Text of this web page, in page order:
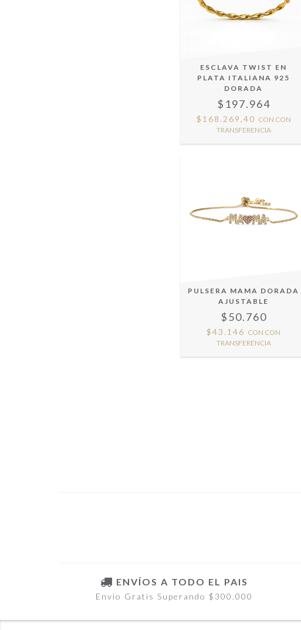
ESCLAVA TWIST EN
PLATA ITALIANA 925
DORADA
$197.964
$168.269,40 CON CON
TRANSFERENCIA
PULSERA MAMA DORADA
AJUSTABLE
$50.760
$43.146 CON CON
TRANSFERENCIA
ENVÍOS A TODO EL PAIS
Envio Gratis Superando $300.000